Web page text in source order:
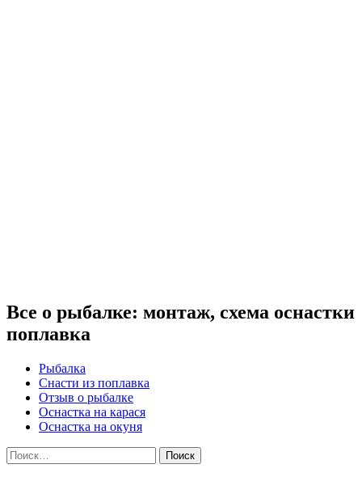
Все о рыбалке: монтаж, схема оснастки
поплавка
Рыбалка
Снасти из поплавка
Отзыв о рыбалке
Оснастка на карася
Оснастка на окуня
Найти: